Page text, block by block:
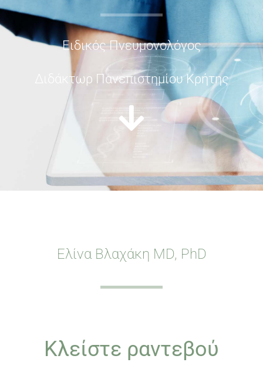
Ειδικός Πνευμονολόγος
Διδάκτωρ Πανεπιστημίου Κρήτης
Ελίνα Βλαχάκη MD, PhD
Κλείστε ραντεβού